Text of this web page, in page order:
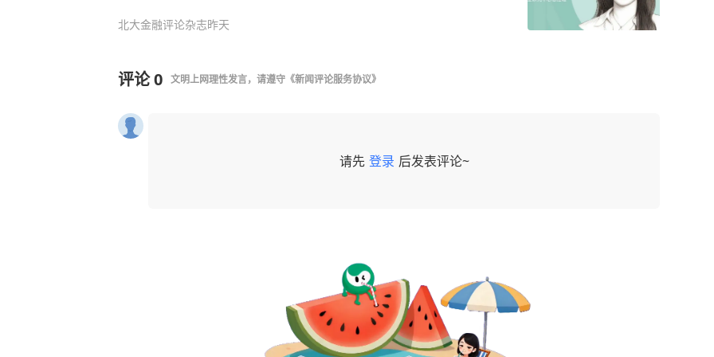
北大金融评论杂志昨天
评论0 文明上网理性发言，请遵守 《新闻评论服务协议》
请先 登录 后发表评论~